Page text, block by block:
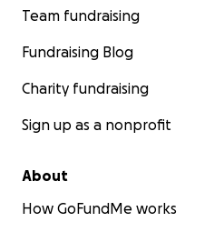
Team fundraising
Fundraising Blog
Charity fundraising
Sign up as a nonprofit
About
How GoFundMe works